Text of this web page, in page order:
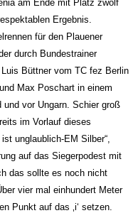
am Ende mit Platz zwölf
Ergebnis.
für den Plauener
durch Bundestrainer
Büttner vom TC fez Berlin
Max Poschart in einem
und vor Ungarn. Schier groß
im Vorlauf dieses
unglaublich-EM Silber“,
auf das Siegerpodest mit
das sollte es noch nicht
vier mal einhundert Meter
Punkt auf das ‚i‘ setzen.